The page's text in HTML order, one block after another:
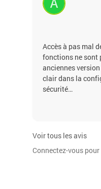
Accès à pas mal
fonctions ne sont
anciennes version
clair dans la
sécurité…
Voir tous les avis
Connectez-vous